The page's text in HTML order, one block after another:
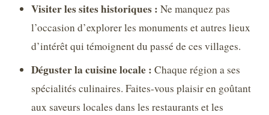
Visiter les sites historiques : Ne manquez pas
l’occasion d’explorer les monuments et autres lieux
d’intérêt qui témoignent du passé de ces villages.
Déguster la cuisine locale : Chaque région a ses
spécialités culinaires. Faites-vous plaisir en goûtant
aux saveurs locales dans les restaurants et les